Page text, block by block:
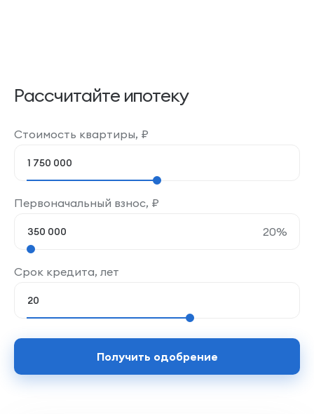
Рассчитайте ипотеку
Стоимость квартиры, ₽
Первоначальный взнос, ₽
20%
Срок кредита, лет
Получить одобрение